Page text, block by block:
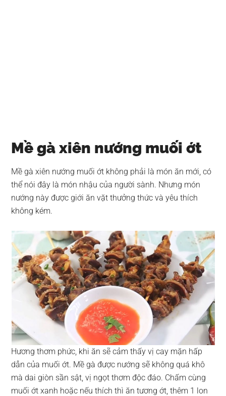
Mề gà xiên nướng muối ớt
Mề gà xiên nướng muối ớt không phải là món ăn mới, có
thể nói đây là món nhậu của người sành. Nhưng món
nướng này được giới ăn vặt thưởng thức và yêu thích
không kém.
Hương thơm phức, khi ăn sẽ cảm thấy vị cay mặn hấp
dẫn của muối ớt. Mề gà được nướng sẽ không quá khô
mà dai giòn sần sật, vị ngọt thơm độc đáo. Chấm cùng
muối ớt xanh hoặc nếu thích thì ăn tương ớt, thêm 1 lon